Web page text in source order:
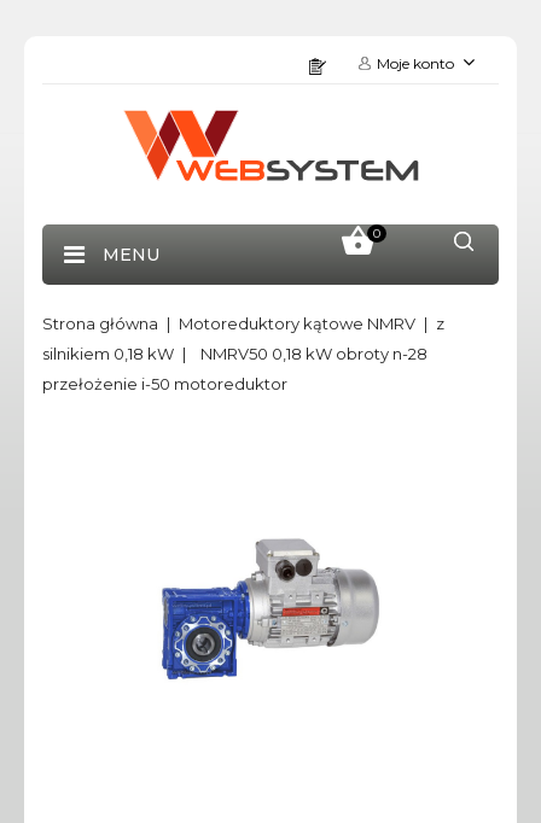
Moje konto
0
MENU
Strona główna Motoreduktory kątowe NMRV
z
silnikiem 0,18 kW
NMRV50 0,18 kW obroty n-28
przełożenie i-50 motoreduktor